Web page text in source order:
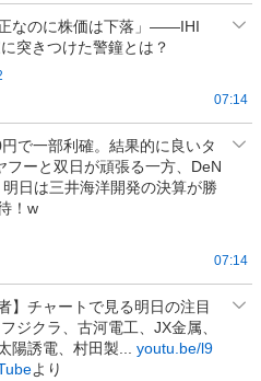
なのに株価は下落」――IHI
突きつけた警鐘とは？
07:14
で一部利確。結果的に良いタ
ーと双日が頑張る一方、DeN
日は三井海洋開発の決算が勝
！w
07:14
】チャートで見る明日の注目
ジクラ、古河電工、JX金属、
陽誘電、村田製... youtu.be/l9
より